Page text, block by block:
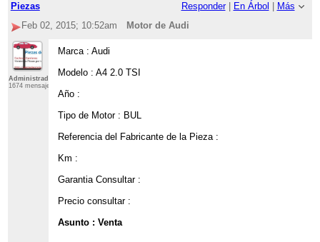
Piezas Responder| En Árbol
Más
Feb 02, 2015; 10:52am
Motor de Audi
Administrador
1674 mensajes
Marca : Audi
Modelo : A4 2.0 TSI
Año :
Tipo de Motor : BUL
Referencia del Fabricante de la Pieza :
Km :
Garantia Consultar :
Precio consultar :
Asunto : Venta